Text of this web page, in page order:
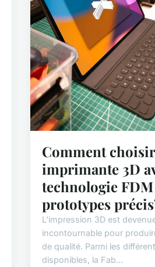
Comment
imprimante 3D
technologie
prototypes
L'impression 3D est
incontournable pour
de qualité. Parmi les
disponibles, la Fab...